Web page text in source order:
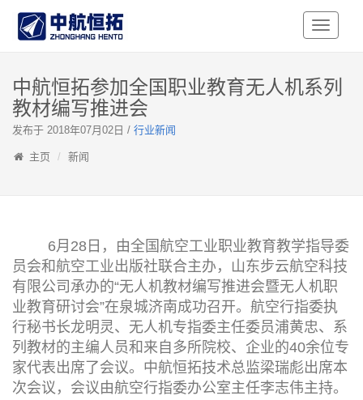
Toggle
中航恒拓参加全国职业教育无人机系列
教材编写推进会
发布于 2018年07月02日 / 行业新闻
主页 新闻
6月28日，由全国航空工业职业教育教学指导委
员会和航空工业出版社联合主办，山东步云航空科技
有限公司承办的“无人机教材编写推进会暨无人机职
业教育研讨会”在泉城济南成功召开。航空行指委执
行秘书长龙明灵、无人机专指委主任委员浦黄忠、系
列教材的主编人员和来自多所院校、企业的40余位专
家代表出席了会议。中航恒拓技术总监梁瑞彪出席本
次会议，会议由航空行指委办公室主任李志伟主持。